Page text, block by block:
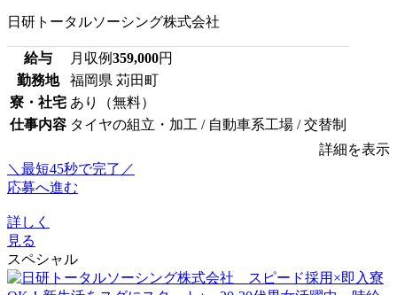
日研トータルソーシング株式会社
給与 月収例359,000円
勤務地
福岡県 苅田町
寮・社宅 あり（無料）
仕事内容 タイヤの組立・加工 / 自動車系工場 / 交替制
詳細を表示
＼最短45秒で完了／
応募へ進む
詳しく
見る
スペシャル